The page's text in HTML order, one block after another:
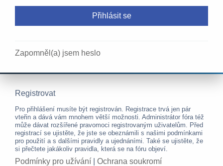
Zapomněl(a) jsem heslo
Registrovat
Pro přihlášení musíte být registrován. Registrace trvá jen pár
vteřin a dává vám mnohem větší možnosti. Administrátor fóra též
může dávat rozšířené pravomoci registrovaným uživatelům. Před
registrací se ujistěte, že jste se obeznámili s našimi podmínkami
pro použití a s dalšími pravidly a ujednáními. Také se ujistěte, že
si přečtete jakákoliv pravidla, která se na fóru objeví.
Podmínky pro užívání Ochrana soukromí